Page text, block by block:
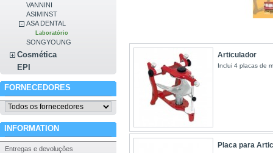
VANNINI
ASIMINST
ASA DENTAL
Laboratório
SONGYOUNG
Cosmética
EPI
FORNECEDORES
INFORMATION
Entregas e devoluções
Articulador
Inclui 4 placas de
Placa para